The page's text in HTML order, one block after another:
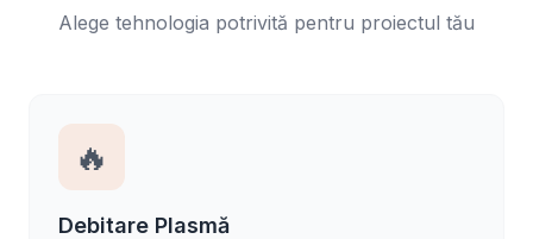
Alege tehnologia potrivită pentru proiectul tău
🔥
Debitare Plasmă